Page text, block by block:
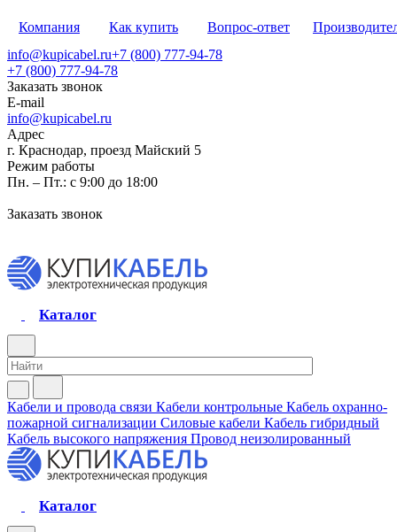
Компания Как купить Вопрос-ответ
info@kupicabel.ru+7 (800) 777-94-78
+7 (800) 777-94-78
Заказать звонок
E-mail
info@kupicabel.ru
Адрес
г. Краснодар, проезд Майский 5
Режим работы
Пн. – Пт.: с 9:00 до 18:00
Заказать звонок
Каталог
Кабели и провода связи Кабели контрольные Кабель охранно-
пожарной сигнализации Силовые кабели Кабель гибридный
Кабель высокого напряжения Провод неизолированный
Каталог